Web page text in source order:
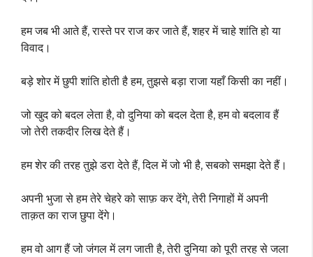
हम जब भी आते हैं, रास्ते पर राज कर जाते हैं, शहर में चाहे शांति हो या
विवाद।
बड़े शोर में छुपी शांति होती है हम, तुझसे बड़ा राजा यहाँ किसी का नहीं।
जो खुद को बदल लेता है, वो दुनिया को बदल देता है, हम वो बदलाव हैं
जो तेरी तकदीर लिख देते हैं।
हम शेर की तरह तुझे डरा देते हैं, दिल में जो भी है, सबको समझा देते हैं।
अपनी भुजा से हम तेरे चेहरे को साफ़ कर देंगे, तेरी निगाहों में अपनी
ताक़त का राज छुपा देंगे।
हम वो आग हैं जो जंगल में लग जाती है, तेरी दुनिया को पूरी तरह से जला